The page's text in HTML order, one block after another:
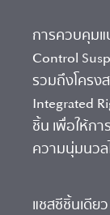
การควบคุมแ
Control
รวมถึงโครง
Integrated
ชิ้น เพื่อให้ก
ความนุ่มนว
แชสซีชิ้นเดีย